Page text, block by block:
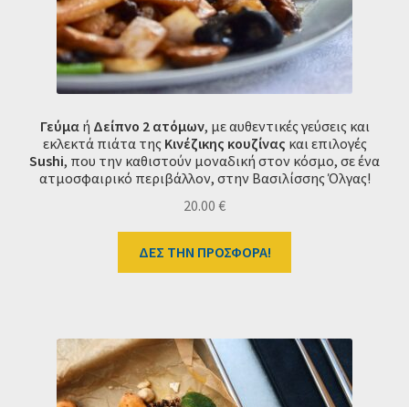
Γεύμα ή Δείπνο 2 ατόμων, με αυθεντικές γεύσεις και
εκλεκτά πιάτα της Κινέζικης κουζίνας και επιλογές
Sushi, που την καθιστούν μοναδική στον κόσμο, σε ένα
ατμοσφαιρικό περιβάλλον, στην Βασιλίσσης Όλγας!
20.00 €
ΔΕΣ ΤΗΝ ΠΡΟΣΦΟΡΑ!